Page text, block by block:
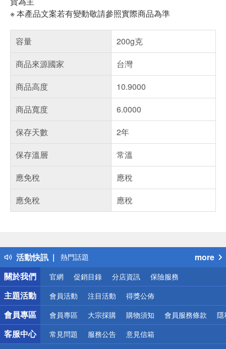
※ 本產品文案若有變動敬請參照實際商品為準
容量
200g克
商品來源國家
台灣
商品高度
10.9000
商品寬度
6.0000
保存天數
2年
保存溫層
常溫
應免稅
應稅
應免稅
應稅
活動快訊
得獎公告
熱門話題
銀行優惠
偏遠地區配送
詐騙網頁！請小心！
more
關於我們
官網 促銷目錄 分店資訊 保險服務
主題活動 會員活動 注目活動 得獎公佈
會員專區 會員專區 大宗採購 購物須知 會員服務條款 隱
客服中心 常見問題 服務公告 意見信箱